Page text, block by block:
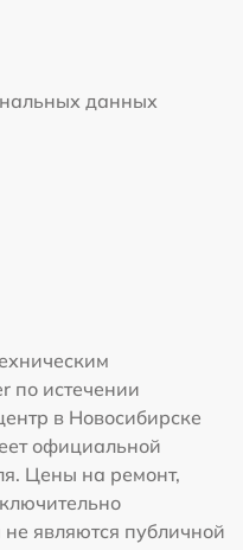
данных
по истечении
в Новосибирске
официальной
Цены на ремонт,
являются публичной